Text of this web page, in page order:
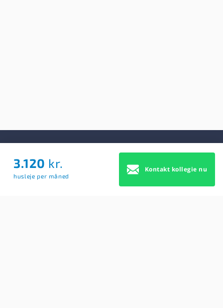
3.120 kr.
husleje per måned
Kontakt kollegie nu